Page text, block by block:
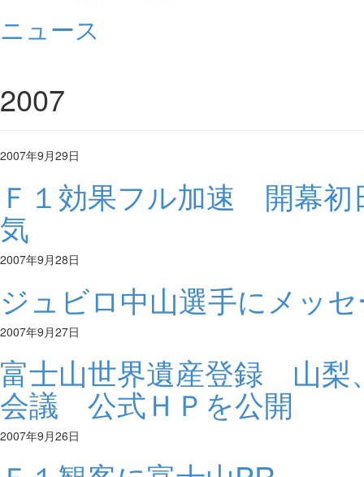
ニュース
2007
2007年9月29日
Ｆ１効果フル加速 開幕初
気
2007年9月28日
ジュビロ中山選手にメッ
2007年9月27日
富士山世界遺産登録 山梨
会議 公式ＨＰを公開
2007年9月26日